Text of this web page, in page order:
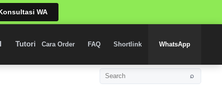
WA
Tutorial Shortlink
Cara Order FAQ Shortlink WhatsApp
Search
⌕